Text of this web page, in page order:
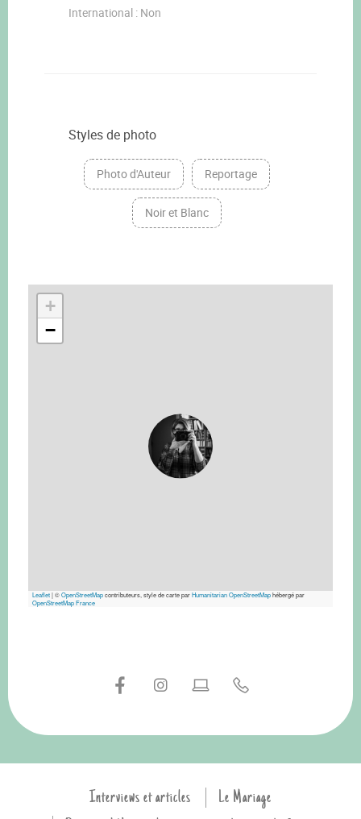
International : Non
Styles de photo
Photo d'Auteur Reportage
Noir et Blanc
+
−
Leaflet|©OpenStreetMapcontributeurs, style de carte parHumanitarian OpenStreetMaphébergé par
OpenStreetMap France
Interviews et articles
Le Mariage